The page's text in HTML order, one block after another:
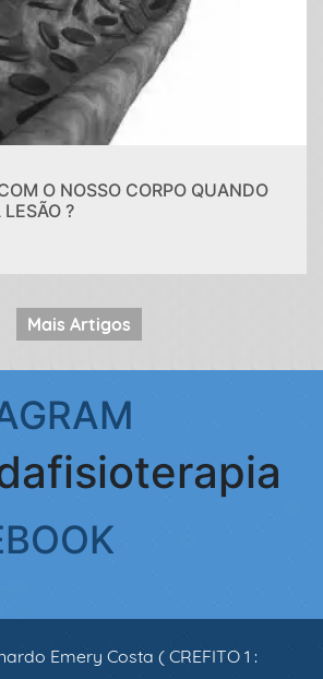
O NOSSO CORPO QUANDO
?
Mais Artigos
Emery Costa ( CREFITO 1 :